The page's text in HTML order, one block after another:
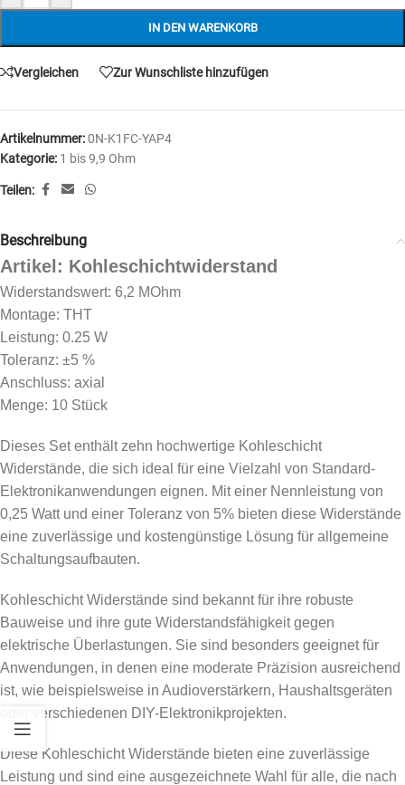
IN DEN WARENKORB
Vergleichen Zur Wunschliste hinzufügen
Artikelnummer:0N-K1FC-YAP4
Kategorie: 1 bis 9,9 Ohm
Teilen:
Beschreibung
Artikel: Kohleschichtwiderstand
Widerstandswert: 6,2 MOhm
Montage: THT
Leistung: 0.25 W
Toleranz: ±5 %
Anschluss: axial
Menge: 10 Stück
Dieses Set enthält zehn hochwertige Kohleschicht
Widerstände, die sich ideal für eine Vielzahl von Standard-
Elektronikanwendungen eignen. Mit einer Nennleistung von
0,25 Watt und einer Toleranz von 5% bieten diese Widerstände
eine zuverlässige und kostengünstige Lösung für allgemeine
Schaltungsaufbauten.
Kohleschicht Widerstände sind bekannt für ihre robuste
Bauweise und ihre gute Widerstandsfähigkeit gegen
elektrische Überlastungen. Sie sind besonders geeignet für
Anwendungen, in denen eine moderate Präzision ausreichend
ist, wie beispielsweise in Audioverstärkern, Haushaltsgeräten
oder verschiedenen DIY-Elektronikprojekten.
Diese Kohleschicht Widerstände bieten eine zuverlässige
Leistung und sind eine ausgezeichnete Wahl für alle, die nach